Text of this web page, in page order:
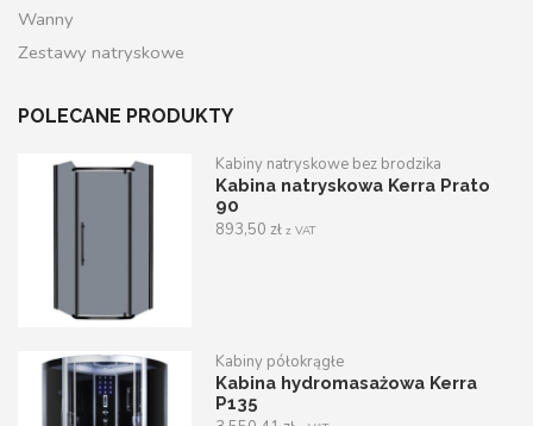
Wanny
Zestawy natryskowe
POLECANE PRODUKTY
Kabiny natryskowe bez brodzika
Kabina natryskowa Kerra Prato
90
893,50zł z VAT
Kabiny półokrągłe
Kabina hydromasażowa Kerra
P135